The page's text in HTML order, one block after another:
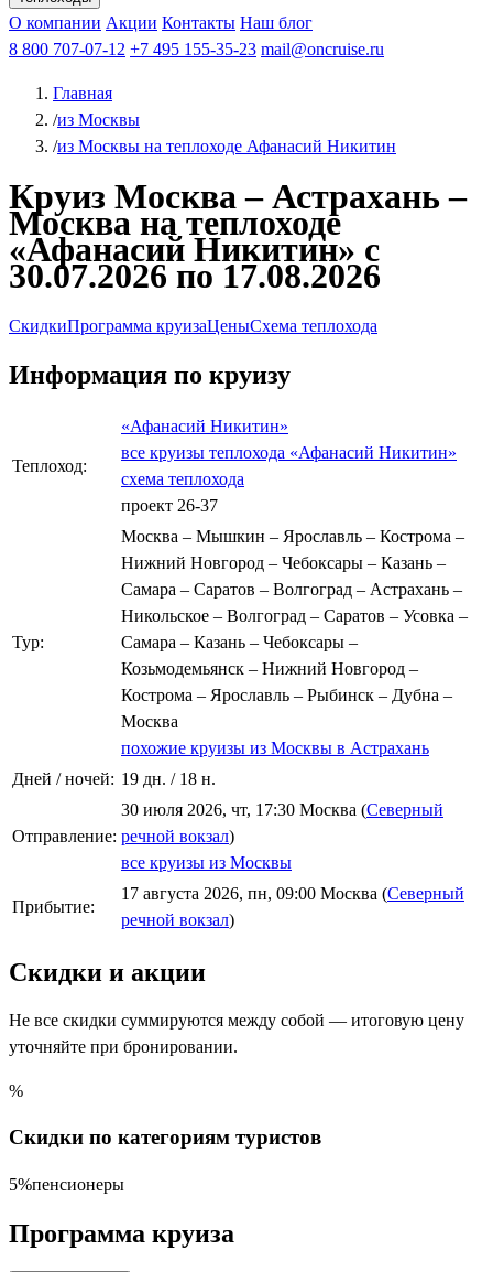
Чебоксарыиз Волгоградаиз Саратова Все города
КазаньВ Нижний НовгородВ ПермьВ Ростов-на-Дону
РыбинскНа СоловкиНа ВалаамПо ОкеПо Енисею
Афанасий Никитин Октябрьская революция
ФединАлександр СвешниковИван
МироновА.С.Попов
О компании Акции Контакты Наш блог
8 800 707-07-12 +7 495 155-35-23 mail@oncruise.ru
Главная
/из Москвы
/из Москвы на теплоходе Афанасий Никитин
Круиз Москва – Астрахань –
Москва на теплоходе
«Афанасий Никитин» с
30.07.2026 по 17.08.2026
СкидкиПрограмма круизаЦеныСхема теплохода
Информация по круизу
Теплоход:
«Афанасий Никитин»
все круизы теплохода «Афанасий Никитин»
схема теплохода
проект 26-37
Тур:
Москва – Мышкин – Ярославль – Кострома –
Нижний Новгород – Чебоксары – Казань –
Самара – Саратов – Волгоград – Астрахань –
Никольское – Волгоград – Саратов – Усовка –
Самара – Казань – Чебоксары –
Козьмодемьянск – Нижний Новгород –
Кострома – Ярославль – Рыбинск – Дубна –
Москва
похожие круизы из Москвы в Астрахань
Дней / ночей: 19 дн. / 18 н.
Отправление:
30 июля 2026, чт, 17:30 Москва (Северный
речной вокзал)
все круизы из Москвы
Прибытие:
17 августа 2026, пн, 09:00 Москва (Северный
речной вокзал)
Скидки и акции
Не все скидки суммируются между собой — итоговую цену
уточняйте при бронировании.
%
Скидки по категориям туристов
5%пенсионеры
Программа круиза